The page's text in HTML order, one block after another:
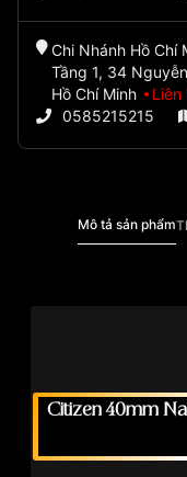
Chi Nhánh Hồ Chí
Tầng 1, 34
Hồ Chí Minh
Liên
0585215215
Mô tả sản phẩm
Citizen 40mm